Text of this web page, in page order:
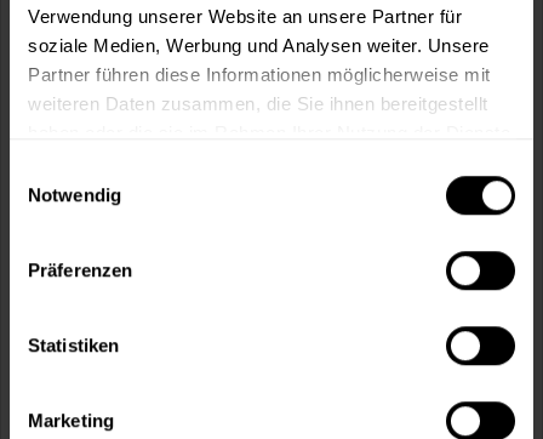
Verwendung unserer Website an unsere Partner für
soziale Medien, Werbung und Analysen weiter. Unsere
Partner führen diese Informationen möglicherweise mit
weiteren Daten zusammen, die Sie ihnen bereitgestellt
Notwendig
Präferenzen
Statistiken
Marketing
Sie möchten eine größere Menge kaufen
und wünschen ein Angebot?
Versand innerhalb von 48h*